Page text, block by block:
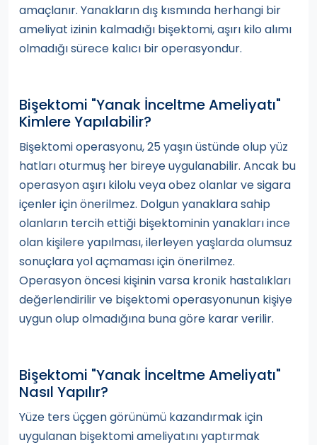
amaçlanır. Yanakların dış kısmında herhangi bir
ameliyat izinin kalmadığı bişektomi, aşırı kilo alımı
olmadığı sürece kalıcı bir operasyondur.
Bişektomi "Yanak İnceltme Ameliyatı"
Kimlere Yapılabilir?
Bişektomi operasyonu, 25 yaşın üstünde olup yüz
hatları oturmuş her bireye uygulanabilir. Ancak bu
operasyon aşırı kilolu veya obez olanlar ve sigara
içenler için önerilmez. Dolgun yanaklara sahip
olanların tercih ettiği bişektominin yanakları ince
olan kişilere yapılması, ilerleyen yaşlarda olumsuz
sonuçlara yol açmaması için önerilmez.
Operasyon öncesi kişinin varsa kronik hastalıkları
değerlendirilir ve bişektomi operasyonunun kişiye
uygun olup olmadığına buna göre karar verilir.
Bişektomi "Yanak İnceltme Ameliyatı"
Nasıl Yapılır?
Yüze ters üçgen görünümü kazandırmak için
uygulanan bişektomi ameliyatını yaptırmak